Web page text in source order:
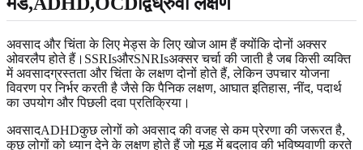
अवसाद और चिंता के लिए मेड्स के लिए खोज आम हैं क्योंकि दोनों अक्सर
ओवरलैप होते हैं।SSRIsऔरSNRIsअक्सर चर्चा की जाती है जब किसी व्यक्ति
में अवसादग्रस्तता और चिंता के लक्षण दोनों होते हैं, लेकिन उपचार योजना
विवरण पर निर्भर करती है जैसे कि पैनिक लक्षण, आघात इतिहास, नींद, पदार्थ
का उपयोग और पिछली दवा प्रतिक्रिया।
अवसादADHDकुछ लोगों को अवसाद की वजह से कम प्रेरणा की जरूरत है,
कुछ लोगों को ध्यान देने के लक्षण होते हैं जो मूड में बदलाव की भविष्यवाणी करते